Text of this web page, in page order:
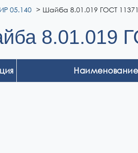
05.140
Шайба 8.01.019 ГОСТ
8.01.019
Наименование